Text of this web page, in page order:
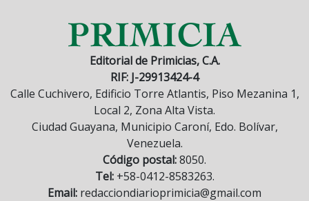
Editorial de Primicias, C.A.
RIF: J-29913424-4
Calle Cuchivero, Edificio Torre Atlantis, Piso Mezanina 1,
Local 2, Zona Alta Vista.
Ciudad Guayana, Municipio Caroní, Edo. Bolívar,
Venezuela.
Código postal:8050.
Tel:+58-0412-8583263.
Email: redacciondiarioprimicia@gmail.com